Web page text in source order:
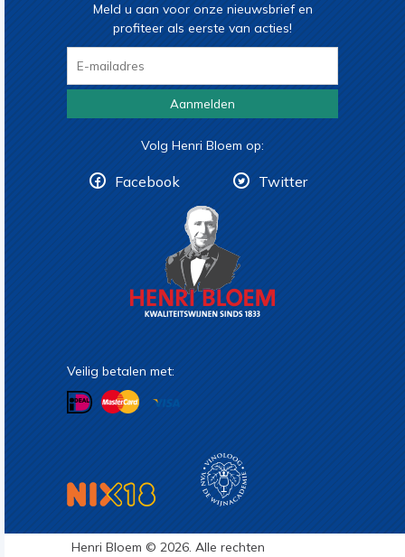
Meld u aan voor onze nieuwsbrief en
profiteer als eerste van acties!
Aanmelden
Volg Henri Bloem op:
Facebook Twitter
Veilig betalen met:
Henri Bloem © 2026. Alle rechten